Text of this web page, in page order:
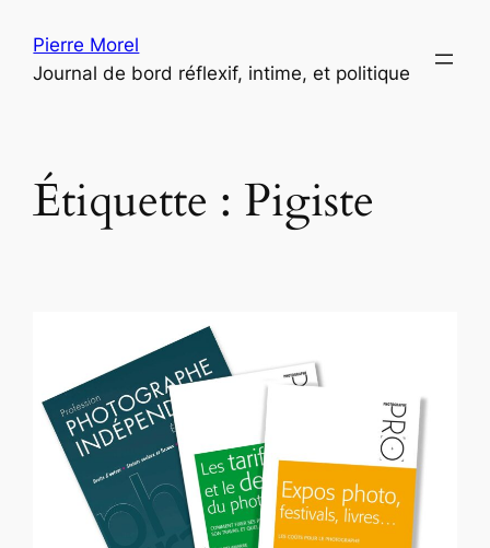
contenu
Pierre Morel
Journal de bord réflexif, intime, et politique
Étiquette : Pigiste